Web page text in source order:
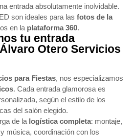
entrada absolutamente inolvidable.
son ideales para las fotos de la
en la plataforma 360.
tu entrada
Otero Servicios
para Fiestas, nos especializamos
. Cada entrada glamorosa es
según el estilo de los
del salón elegido.
de la logística completa: montaje,
música, coordinación con los